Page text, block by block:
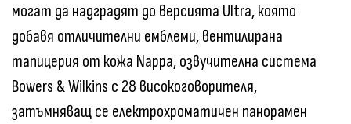
могат да надградят до версията Ultra, която
добавя отличителни емблеми, вентилирана
тапицерия от кожа Nappa, озвучителна система
Bowers & Wilkins с 28 високоговорителя,
затъмняващ се електрохроматичен панорамен